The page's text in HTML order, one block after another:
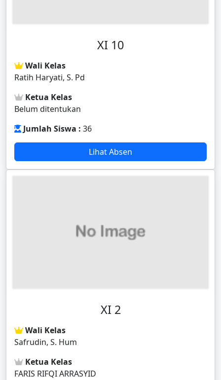
XI 10
Wali Kelas
Ratih Haryati, S. Pd
Ketua Kelas
Belum ditentukan
Jumlah Siswa : 36
Lihat Absen
XI 2
Wali Kelas
Safrudin, S. Hum
Ketua Kelas
FARIS RIFQI ARRASYID